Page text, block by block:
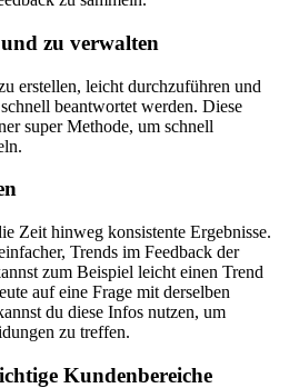
zu verwalten
erstellen, leicht durchzuführen und
beantwortet werden. Diese
super Methode, um schnell
Zeit hinweg konsistente Ergebnisse.
Trends im Feedback der
zum Beispiel leicht einen Trend
auf eine Frage mit derselben
du diese Infos nutzen, um
zu treffen.
Kundenbereiche